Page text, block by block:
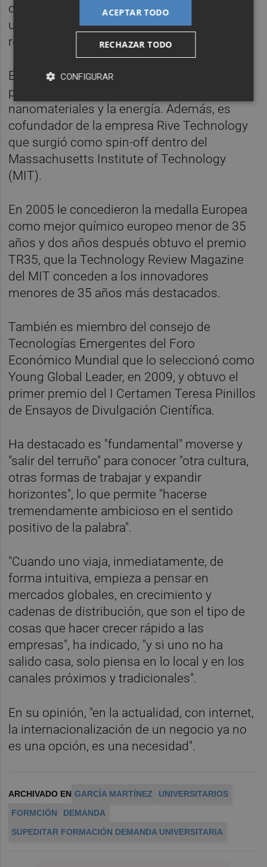
catalizador es una sustancia que se añade a
una reacción para controlarla y evitar
residuos.
Este investigador cuenta con numerosas
publicaciones científicas en el campo de los
nanomateriales y la energía. Además, es
cofundador de la empresa Rive Technology
que surgió como spin-off dentro del
Massachusetts Institute of Technology
(MIT).
En 2005 le concedieron la medalla Europea
como mejor químico europeo menor de 35
años y dos años después obtuvo el premio
TR35, que la Technology Review Magazine
del MIT conceden a los innovadores
menores de 35 años más destacados.
También es miembro del consejo de
Tecnologías Emergentes del Foro
Económico Mundial que lo seleccionó como
Young Global Leader, en 2009, y obtuvo el
primer premio del I Certamen Teresa Pinillos
de Ensayos de Divulgación Científica.
Ha destacado es "fundamental" moverse y
"salir del terruño" para conocer "otra cultura,
otras formas de trabajar y expandir
horizontes", lo que permite "hacerse
tremendamente ambicioso en el sentido
positivo de la palabra".
"Cuando uno viaja, inmediatamente, de
forma intuitiva, empieza a pensar en
mercados globales, en crecimiento y
cadenas de distribución, que son el tipo de
cosas que hacer crecer rápido a las
empresas", ha indicado, "y si uno no ha
salido casa, solo piensa en lo local y en los
canales próximos y tradicionales".
En su opinión, "en la actualidad, con internet,
la internacionalización de un negocio ya no
es una opción, es una necesidad".
ARCHIVADO EN GARCÍA MARTÍNEZ
UNIVERSITARIOS
FORMCIÓN
DEMANDA
SUPEDITAR FORMACIÓN DEMANDA UNIVERSITARIA
ACEPTAR TODO
RECHAZAR TODO
CONFIGURAR